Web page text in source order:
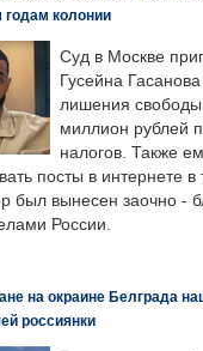
колонии
Суд в Москве
Гусейна
лишения
миллион рублей
налогов. Также
посты в интернете в
был вынесен заочно -
России.
на окраине Белграда
россиянки